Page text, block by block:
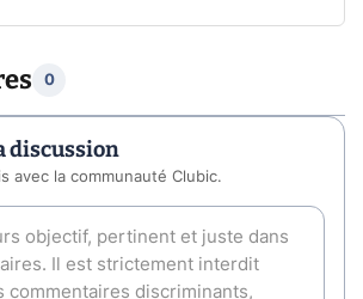
0
discussion
avec la communauté Clubic.